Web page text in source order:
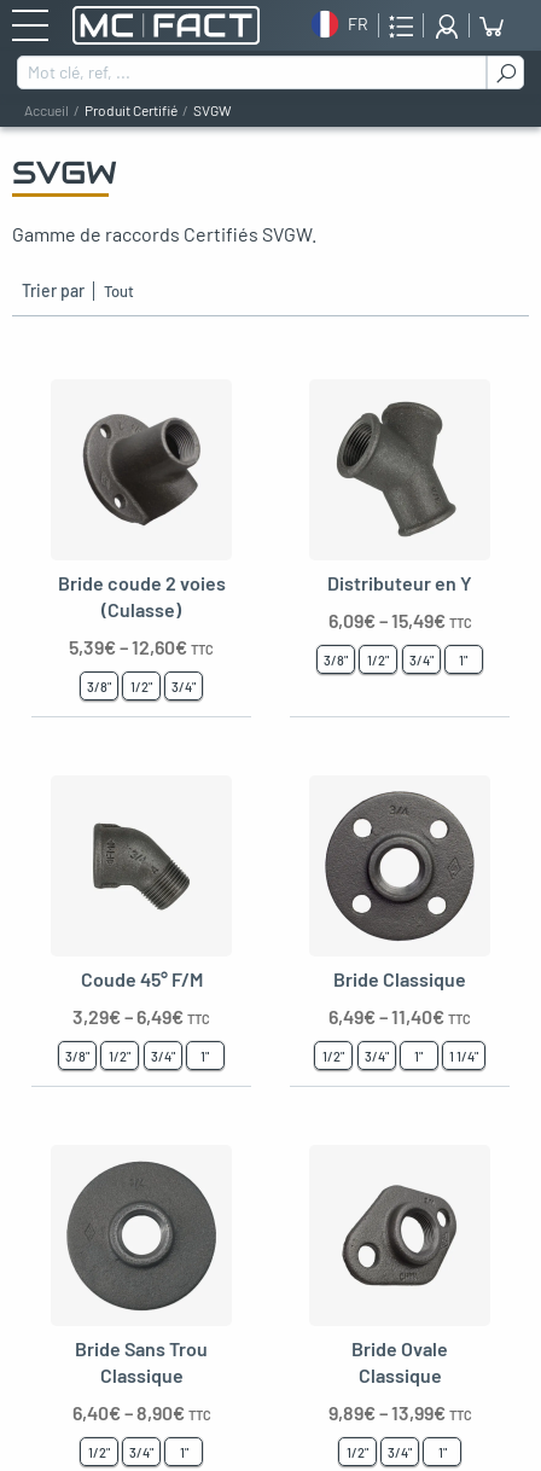
FR
Rechercher :
Accueil Produit Certifié SVGW
SVGW
Gamme de raccords Certifiés SVGW.
Trier par
Bride coude 2 voies
(Culasse)
5,39€–12,60€ TTC
3/8" 1/2" 3/4"
Distributeur en Y
6,09€–15,49€ TTC
3/8" 1/2" 3/4" 1"
Coude 45° F/M
3,29€–6,49€ TTC
3/8" 1/2" 3/4" 1"
Bride Classique
6,49€–11,40€ TTC
1/2" 3/4" 1" 1 1/4"
Bride Sans Trou
Classique
6,40€–8,90€ TTC
1/2" 3/4" 1"
Bride Ovale
Classique
9,89€–13,99€ TTC
1/2" 3/4" 1"
menu
menu
menu
menu
menu